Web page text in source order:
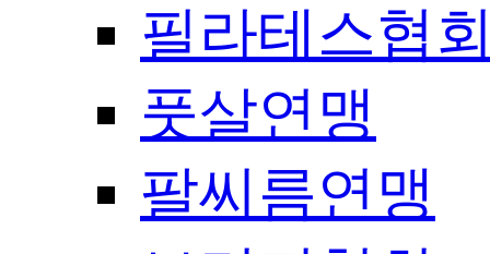
필라테스협
풋살연맹
팔씨름연맹